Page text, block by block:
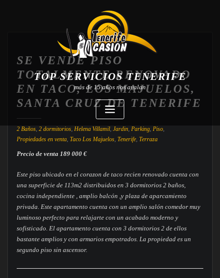
TOP SERVICIOS TENERIFE
más de 15 años nos avalan
SE VENDE PISO
TOTALMENTE RENOVADO
EN TACO, LOS MAJUELOS,
SANTA CRUZ DE TENERIFE
2 Baños, 2 dormitorios, Helena Villamil, Jardin, Parking, Piso,
Propiedades en venta, Taco Los Majuelos, Tenerife, Terraza
Precio de venta 189 000 €
Este piso ubicado en el corazon de taco recien renovado cuenta con
una superficie de 113m2 distribuidos en 3 dormitorios 2 baños,
cocina independiente , amplio balcón ,y plaza de aparcamiento
privada. Este apartamento cuenta con un amplio salón comedor muy
luminoso perfecto para relajarte con un acabado moderno y
sofisticado. El apartamento cuenta con 3 dormitorios 2 de ellos
bastante amplios y con armarios empotrados. La propiedad es un
segundo piso sin ascensor.